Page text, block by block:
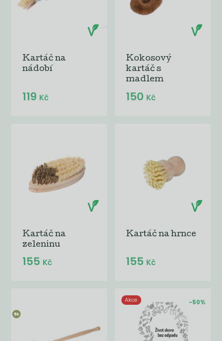
Kartáč na
nádobí
119 Kč
Kokosový
kartáč s
madlem
150 Kč
Kartáč na
zeleninu
155 Kč
Kartáč na hrnce
155 Kč
Akce -50%